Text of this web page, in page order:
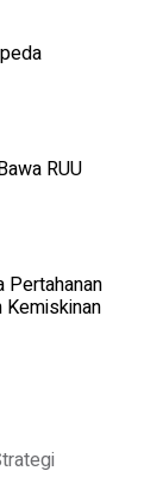
RUU
Pertahanan